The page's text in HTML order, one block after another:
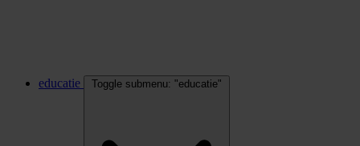
educatie Toggle submenu: "educatie"